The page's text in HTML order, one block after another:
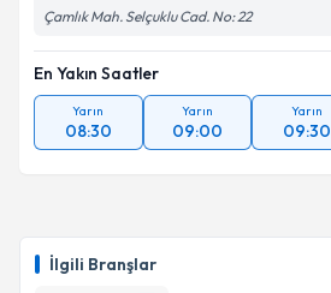
İlgili Branşlar
Çamlık Mah. Selçuklu Cad. No: 22
En Yakın Saatler
Yarın
08:30
Yarın
09:00
Yarın
09:30